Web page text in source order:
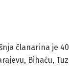
članarina je
Bihaću,